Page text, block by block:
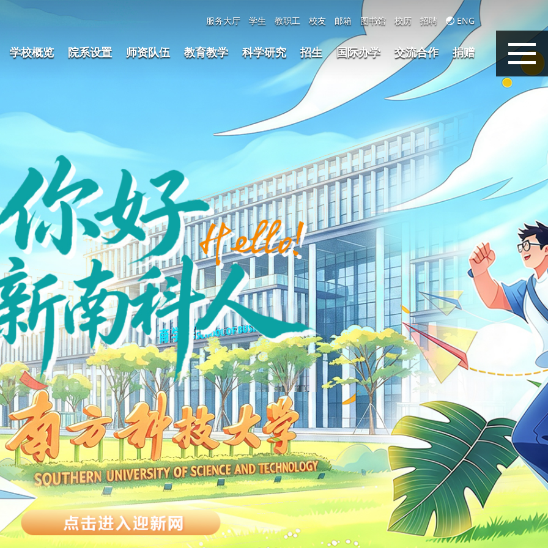
ENG
招聘
校历
图书馆
邮箱
校友
教职工
学生
服务大厅
捐赠
交流合作
国际办学
招生
科学研究
教育教学
师资队伍
院系设置
学校概览